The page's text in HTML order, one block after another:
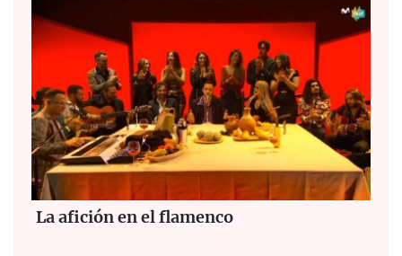
La afición en el flamenco